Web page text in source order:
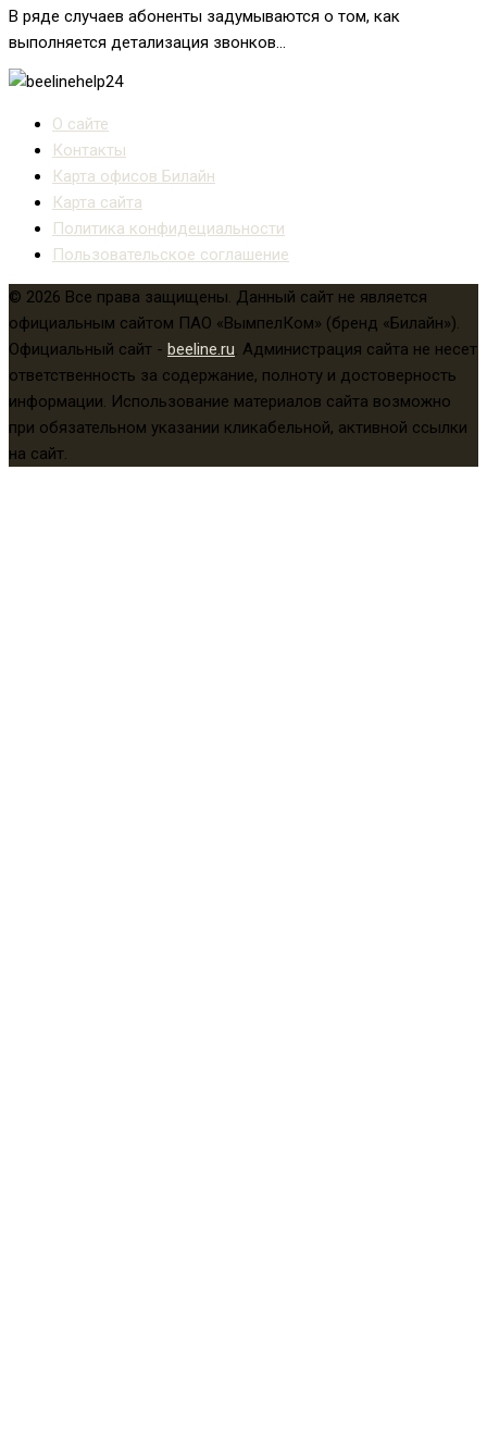
В ряде случаев абоненты задумываются о том, как
выполняется детализация звонков...
О сайте
Контакты
Карта офисов Билайн
Карта сайта
Политика конфидециальности
Пользовательское соглашение
© 2026 Все права защищены. Данный сайт не является
официальным сайтом ПАО «ВымпелКом» (бренд «Билайн»).
Официальный сайт - beeline.ru. Администрация сайта не несет
ответственность за содержание, полноту и достоверность
информации. Использование материалов сайта возможно
при обязательном указании кликабельной, активной ссылки
на сайт.